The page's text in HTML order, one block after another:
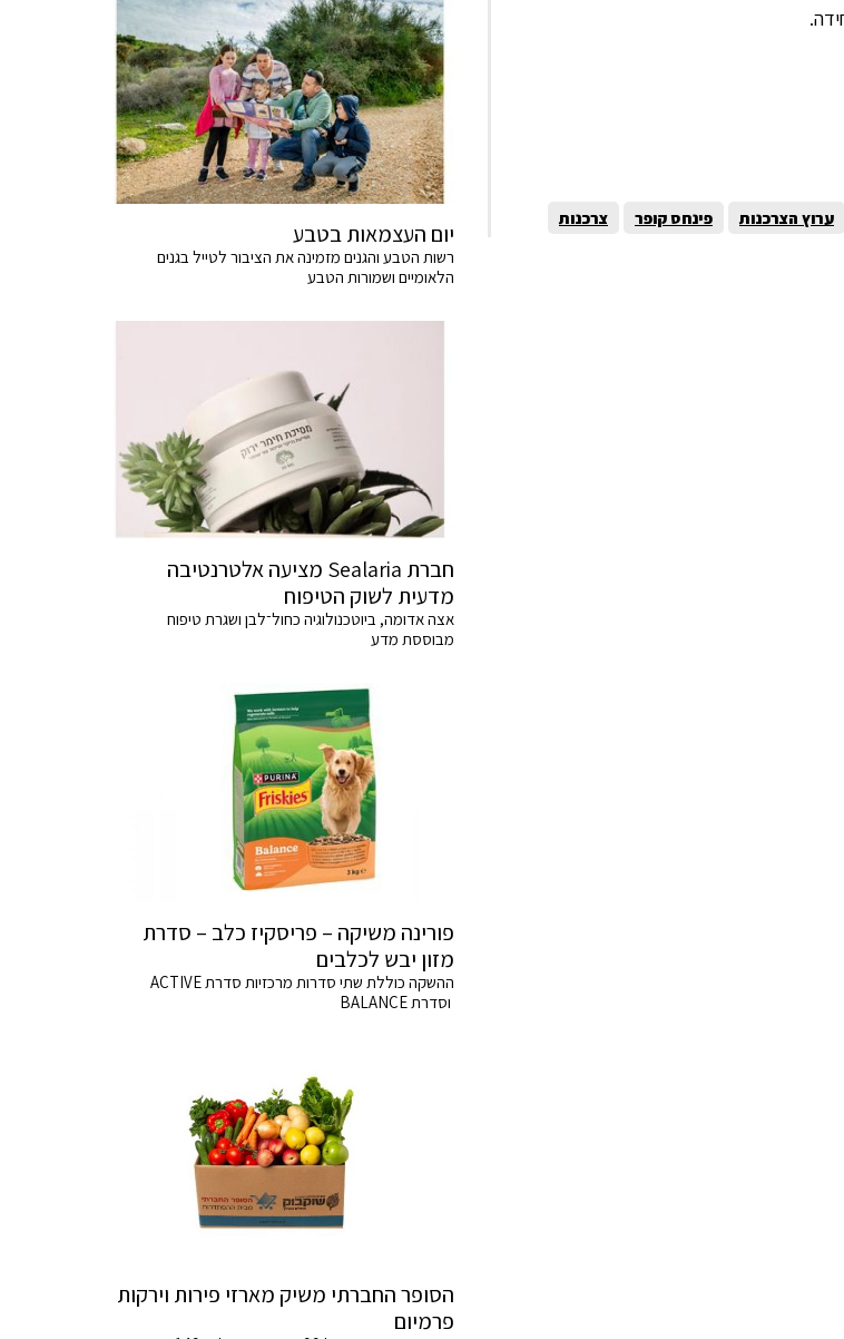
ערוץ הצרכנות פינחס קופר צרכנות
יום העצמאות בטבע
רשות הטבע והגנים מזמינה את הציבור לטייל בגנים
הלאומיים ושמורות הטבע
חברת Sealaria מציעה אלטרנטיבה
מדעית לשוק הטיפוח
אצה אדומה, ביוטכנולוגיה כחול־לבן ושגרת טיפוח
מבוססת מדע
פורינה משיקה – פריסקיז כלב – סדרת
מזון יבש לכלבים
ההשקה כוללת שתי סדרות מרכזיות סדרת ACTIVE
וסדרת BALANCE
הסופר החברתי משיק מארזי פירות וירקות
פרמיום